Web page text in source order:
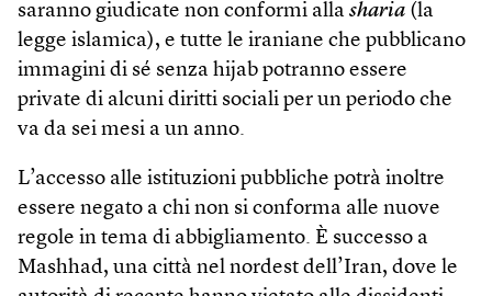
saranno giudicate non conformi alla sharia (la
legge islamica), e tutte le iraniane che pubblicano
immagini di sé senza hijab potranno essere
private di alcuni diritti sociali per un periodo che
va da sei mesi a un anno.
L’accesso alle istituzioni pubbliche potrà inoltre
essere negato a chi non si conforma alle nuove
regole in tema di abbigliamento. È successo a
Mashhad, una città nel nordest dell’Iran, dove le